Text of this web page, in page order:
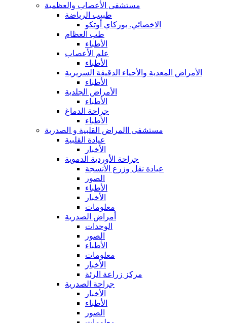
مستشفى الأعصاب والعظمية
طبيب الرياضة
الاخصائي. بوركاي أوتكو
طب العظام
الأطباء
علم الأعصاب
الأطباء
الأمراض المعدية والأحياء الدقيقة السريرية
الأطباء
الأمراض الجلدية
الأطباء
جراحة الدماغ
الأطباء
مستشفى االمراض القلبية و الصدرية
عيادة القلبية
الأخبار
جراحة الأوردية الدموية
عيادة نقل وزرع الأنسجة
الصور
الأطباء
الأخبار
معلومات
أمراض الصدرية
الوحدات
الصور
الأطباء
معلومات
الأخبار
مركز زراعة الرئة
جراحة الصدرية
الأخبار
الأطباء
الصور